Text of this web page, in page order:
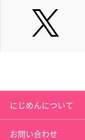
にじめんについて
お問い合わせ